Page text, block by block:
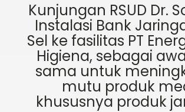
Kunjungan RSUD Dr.
Instalasi Bank
Sel ke fasilitas PT
Higiena, sebagai
sama untuk
mutu produk
khususnya produk